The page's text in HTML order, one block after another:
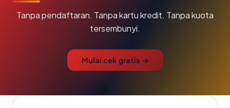
Tanpa pendaftaran. Tanpa kartu kredit. Tanpa kuota
tersembunyi.
Mulai cek gratis →